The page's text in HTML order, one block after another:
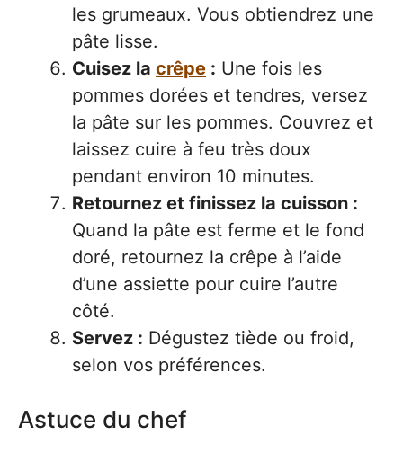
les grumeaux. Vous obtiendrez une
pâte lisse.
Cuisez la crêpe : Une fois les
pommes dorées et tendres, versez
la pâte sur les pommes. Couvrez et
laissez cuire à feu très doux
pendant environ 10 minutes.
Retournez et finissez la cuisson :
Quand la pâte est ferme et le fond
doré, retournez la crêpe à l’aide
d’une assiette pour cuire l’autre
côté.
Servez : Dégustez tiède ou froid,
selon vos préférences.
Astuce du chef